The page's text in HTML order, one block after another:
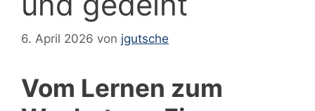
6. April 2026 von jgutsche
Vom Lernen zum